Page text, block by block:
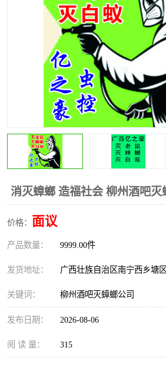
消灭蟑螂 造福社会 柳州酒吧灭
价格： 面议
产品数量： 9999.00件
发货地址： 广西壮族自治区南宁西乡塘
关键词： 柳州酒吧灭蟑螂公司
发布日期： 2026-08-06
阅 读 量： 315